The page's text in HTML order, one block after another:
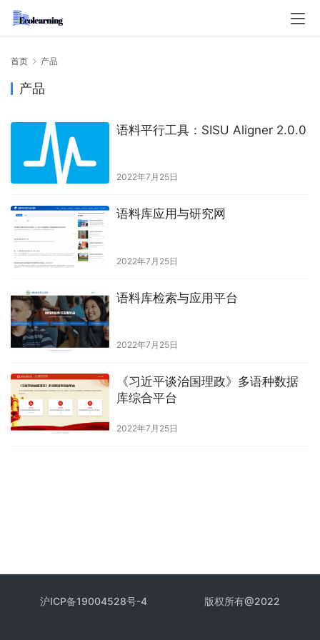
首页 产品
产品
语料平行工具：SISU Aligner 2.0.0
2022年7月25日
语料库应用与研究网
2022年7月25日
语料库检索与应用平台
2022年7月25日
《习近平谈治国理政》多语种数据
库综合平台
2022年7月25日
沪ICP备19004528号-4 版权所有@2022